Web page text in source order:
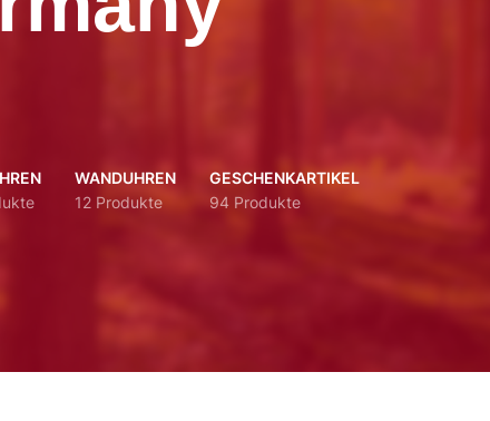
WANDUHREN
12 Produkte
GESCHENKARTIKEL
94 Produkte